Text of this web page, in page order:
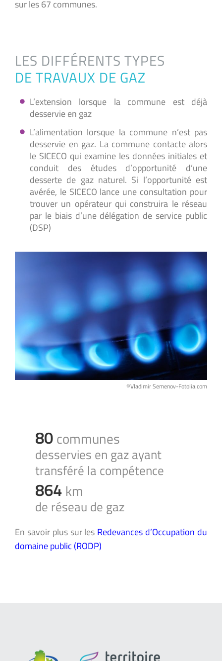
sur les 67 communes.
LES DIFFÉRENTS TYPES
DE TRAVAUX DE GAZ
L’extension lorsque la commune est déjà
desservie en gaz
L’alimentation lorsque la commune n’est pas
desservie en gaz. La commune contacte alors
le SICECO qui examine les données initiales et
conduit des études d’opportunité d’une
desserte de gaz naturel. Si l’opportunité est
avérée, le SICECO lance une consultation pour
trouver un opérateur qui construira le réseau
par le biais d’une délégation de service public
(DSP)
©Vladimir Semenov-Fotolia.com
80communes
desservies en gaz ayant
transféré la compétence
864 km
de réseau de gaz
En savoir plus sur les Redevances d’Occupation du
domaine public (RODP)